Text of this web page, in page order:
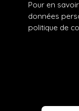
Pour en
données
politique de